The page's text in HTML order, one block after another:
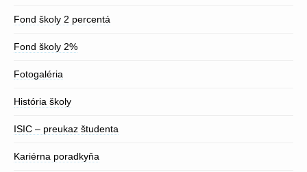
Fond školy 2 percentá
Fond školy 2%
Fotogaléria
História školy
ISIC – preukaz študenta
Kariérna poradkyňa